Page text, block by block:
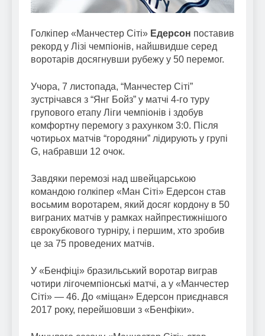
Голкіпер «Манчестер Сіті» Едерсон поставив
рекорд у Лізі чемпіонів, найшвидше серед
воротарів досягнувши рубежу у 50 перемог.
Учора, 7 листопада, “Манчестер Сіті”
зустрічався з “Янг Бойз” у матчі 4-го туру
групового етапу Ліги чемпіонів і здобув
комфортну перемогу з рахунком 3:0. Після
чотирьох матчів “городяни” лідирують у групі
G, набравши 12 очок.
Завдяки перемозі над швейцарською
командою голкіпер «Ман Сіті» Едерсон став
восьмим воротарем, який досяг кордону в 50
виграних матчів у рамках найпрестижнішого
єврокубкового турніру, і першим, хто зробив
це за 75 проведених матчів.
У «Бенфіці» бразильський воротар виграв
чотири лігочемпіонські матчі, а у «Манчестер
Сіті» — 46. До «міщан» Едерсон приєднався
2017 року, перейшовши з «Бенфіки».